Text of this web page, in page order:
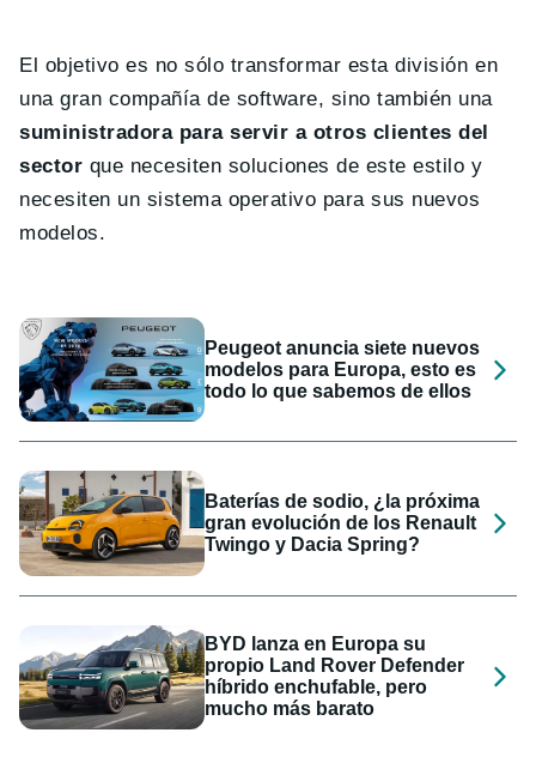
El objetivo es no sólo transformar esta división en
una gran compañía de software, sino también una
suministradora para servir a otros clientes del
sector que necesiten soluciones de este estilo y
necesiten un sistema operativo para sus nuevos
modelos.
Peugeot anuncia siete nuevos
modelos para Europa, esto es
todo lo que sabemos de ellos
Baterías de sodio, ¿la próxima
gran evolución de los Renault
Twingo y Dacia Spring?
BYD lanza en Europa su
propio Land Rover Defender
híbrido enchufable, pero
mucho más barato